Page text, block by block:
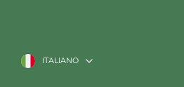
ITALIANO